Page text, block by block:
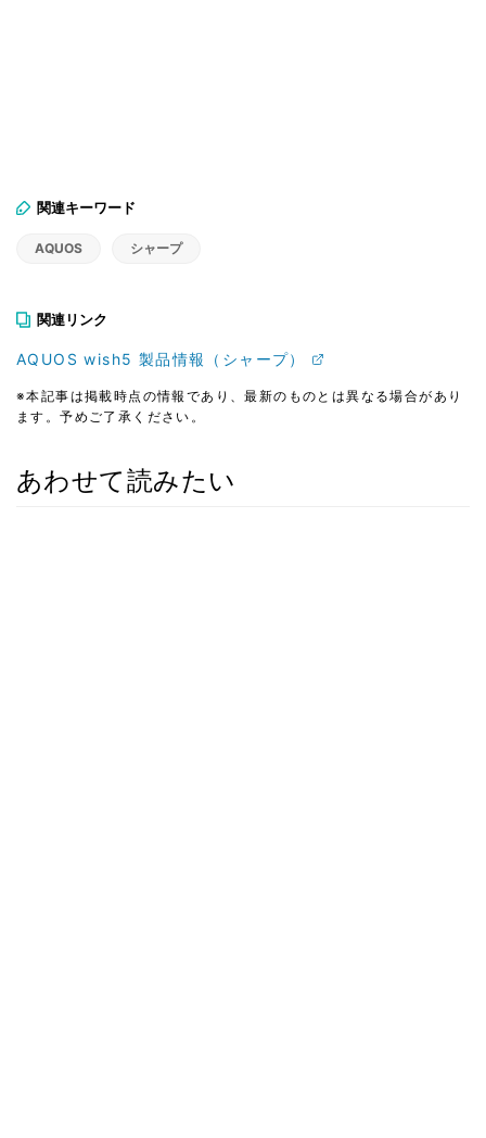
関連キーワード
AQUOS シャープ
関連リンク
AQUOS wish5 製品情報（シャープ）
※本記事は掲載時点の情報であり、最新のものとは異なる場合があり
ます。予めご了承ください。
あわせて読みたい